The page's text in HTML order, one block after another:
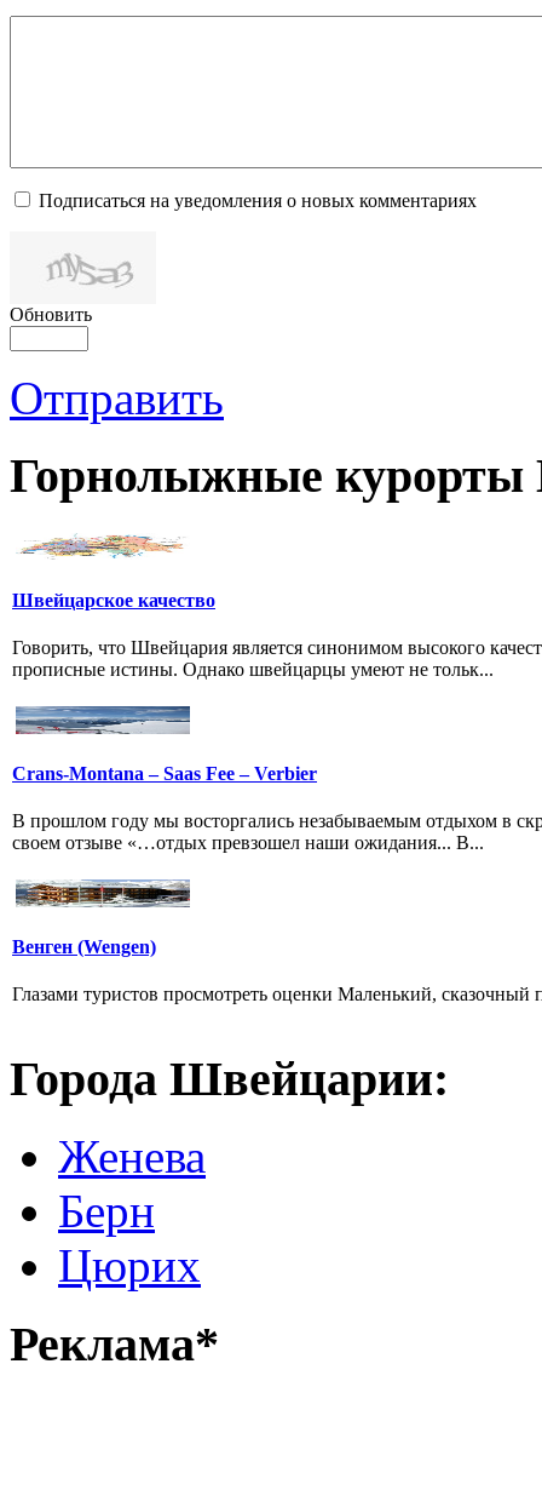
Подписаться на уведомления о новых комментариях
Обновить
Отправить
Горнолыжные
Швейцарское качество
Говорить, что Швейцария является синонимом высокого
прописные истины. Однако швейцарцы умеют не тольк...
Crans-Montana – Saas Fee – Verbier
В прошлом году мы восторгались незабываемым отдыхом в
своем отзыве «…отдых превзошел наши ожидания... В...
Венген (Wengen)
Глазами туристов просмотреть оценки Маленький,
Города Швейцарии:
Женева
Берн
Цюрих
Реклама*